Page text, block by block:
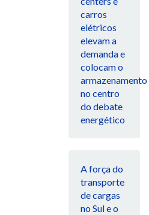
carros
elétricos
elevam a
demanda e
colocam o
armazenamento
no centro
do debate
energético
A força do
transporte
de cargas
no Sul e o